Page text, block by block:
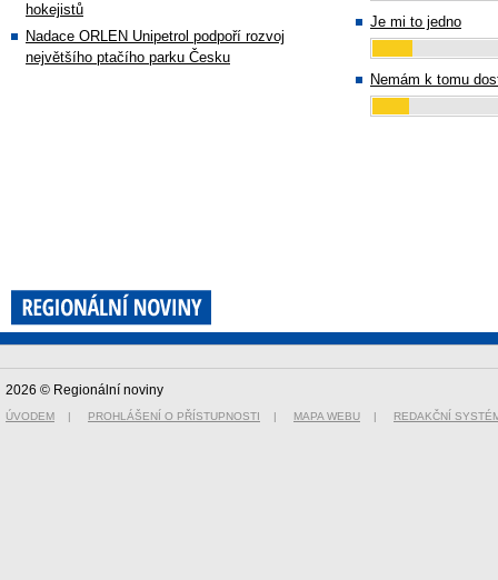
hokejistů
Nadace ORLEN Unipetrol podpoří rozvoj
největšího ptačího parku Česku
Je mi to jedno
Nemám k tomu
2026 © Regionální noviny
ÚVODEM | PROHLÁŠENÍ O PŘÍSTUPNOSTI | MAPA WEBU | REDAKČNÍ